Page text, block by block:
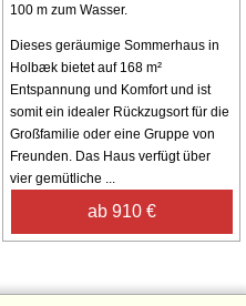
100 m zum Wasser.
Dieses geräumige Sommerhaus in
Holbæk bietet auf 168 m²
Entspannung und Komfort und ist
somit ein idealer Rückzugsort für die
Großfamilie oder eine Gruppe von
Freunden. Das Haus verfügt über
vier gemütliche ...
ab 910 €